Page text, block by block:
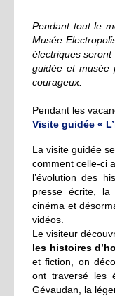
Pendant tout le
Musée
électriques
guidée et musée
courageux.
Pendant les
Visite guidée «
La visite guidée
comment celle-ci
l’évolution des
presse écrite,
cinéma et
vidéos.
Le visiteur
les histoires
et fiction, on
ont traversé les
Gévaudan, la